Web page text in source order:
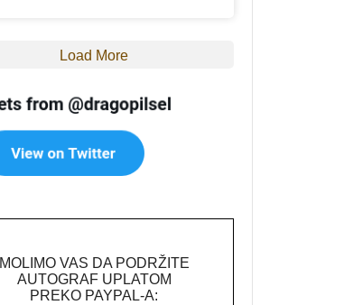
Load More
MOLIMO VAS DA PODRŽITE
AUTOGRAF UPLATOM
PREKO PAYPAL-A: